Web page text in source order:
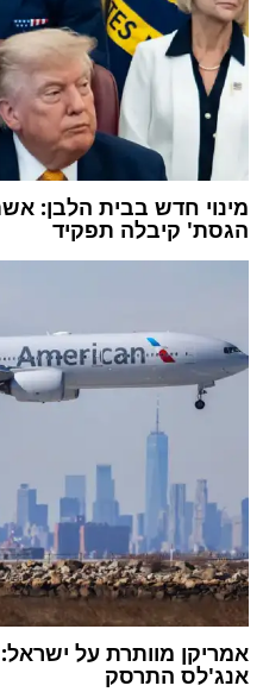
מינוי חדש בבית הלבן:
הגסת' קיבלה תפקיד
אמריקן מוותרת על
אנג'לס התרסק